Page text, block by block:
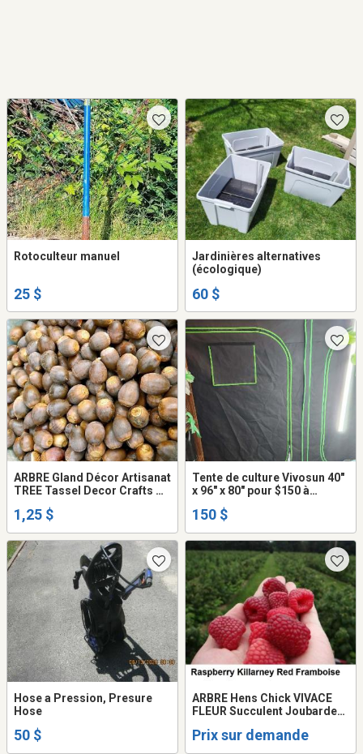
Rotoculteur manuel
25 $
Jardinières alternatives
(écologique)
60 $
ARBRE Gland Décor Artisanat
TREE Tassel Decor Crafts ★
GLAND ACORN - Amerique
Tree
1,25 $
Tente de culture Vivosun 40"
x 96" x 80" pour $150 à
150 $
Hose a Pression, Presure
Hose
50 $
ARBRE Hens Chick VIVACE
FLEUR Succulent Joubarde
semence monarde fraise
Prix sur demande